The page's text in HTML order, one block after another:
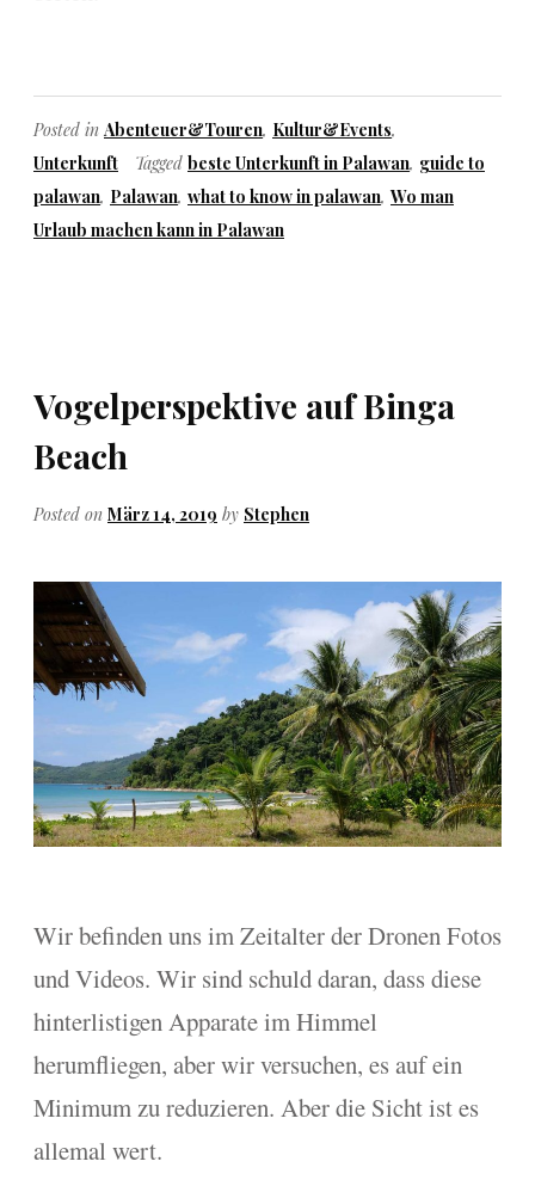
Posted in Abenteuer&Touren, Kultur&Events,
Unterkunft
Tagged beste Unterkunft in Palawan, guide to
palawan, Palawan, what to know in palawan, Wo man
Urlaub machen kann in Palawan
Vogelperspektive auf Binga
Beach
Posted on März 14, 2019 by Stephen
Wir befinden uns im Zeitalter der Dronen Fotos
und Videos. Wir sind schuld daran, dass diese
hinterlistigen Apparate im Himmel
herumfliegen, aber wir versuchen, es auf ein
Minimum zu reduzieren. Aber die Sicht ist es
allemal wert.